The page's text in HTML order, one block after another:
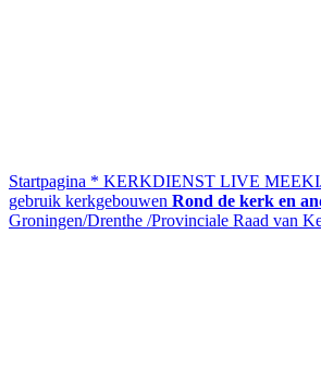
Startpagina * KERKDIENST LIVE
gebruik kerkgebouwen Rond de kerk en
Groningen/Drenthe /Provinciale Raad van